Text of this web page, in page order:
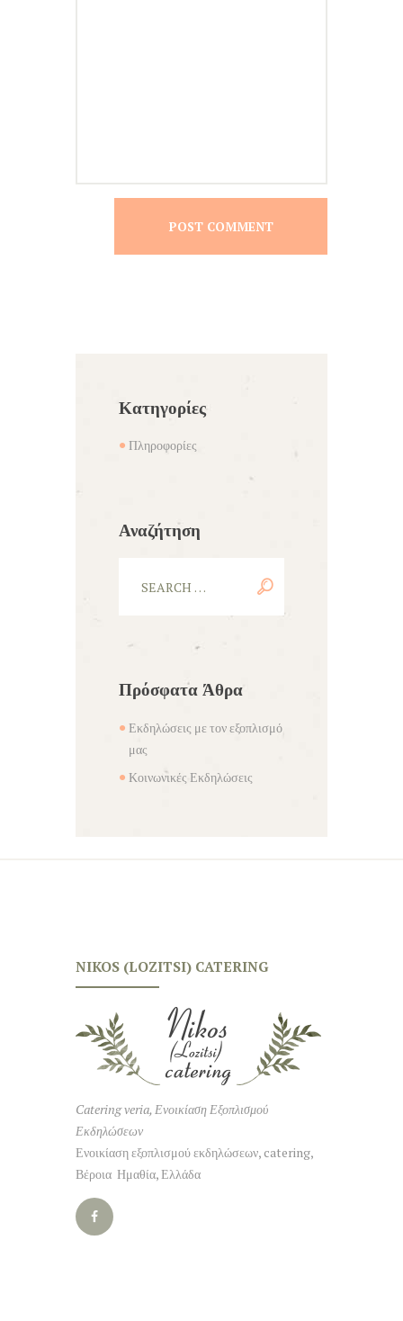
Κατηγορίες
Πληροφορίες
Αναζήτηση
Πρόσφατα Άθρα
Εκδηλώσεις με τον εξοπλισμό
μας
Κοινωνικές Εκδηλώσεις
NIKOS (LOZITSI) CATERING
Catering veria, Ενοικίαση Εξοπλισμού
Εκδηλώσεων
Ενοικίαση εξοπλισμού εκδηλώσεων, catering,
Βέροια Ημαθία, Ελλάδα